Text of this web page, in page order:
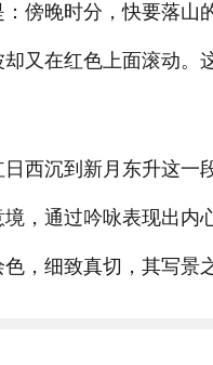
傍晚时分，快要落山
又在红色上面滚动。
西沉到新月东升这一
，通过吟咏表现出内
，细致真切，其写景